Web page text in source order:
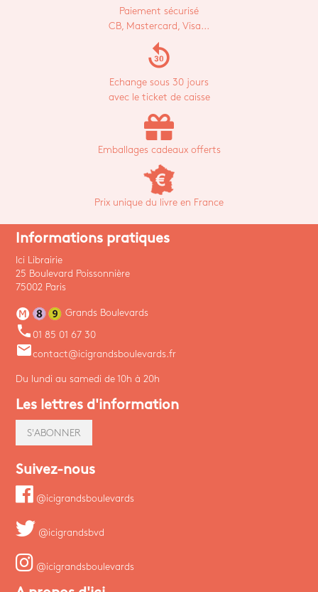
Paiement sécurisé
CB, Mastercard, Visa...
replay_30
Echange sous 30 jours
avec le ticket de caisse
Emballages cadeaux offerts
Prix unique du livre en France
Informations pratiques
Ici Librairie
25 Boulevard Poissonnière
75002 Paris
Grands Boulevards
phone 01 85 01 67 30
emailcontact@icigrandsboulevards.fr
Du lundi au samedi de 10h à 20h
Les lettres d'information
S'ABONNER
Suivez-nous
@icigrandsboulevards
@icigrandsbvd
@icigrandsboulevards